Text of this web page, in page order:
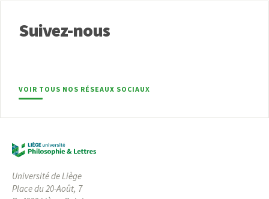
Suivez-nous
VOIR TOUS NOS RÉSEAUX SOCIAUX
Université de Liège
Place du 20-Août, 7